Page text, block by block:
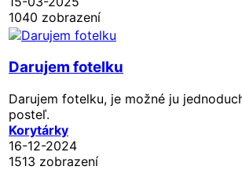
1040 zobrazení
Darujem fotelku
Darujem fotelku, je možné ju
posteľ.
Korytárky
16-12-2024
1513 zobrazení